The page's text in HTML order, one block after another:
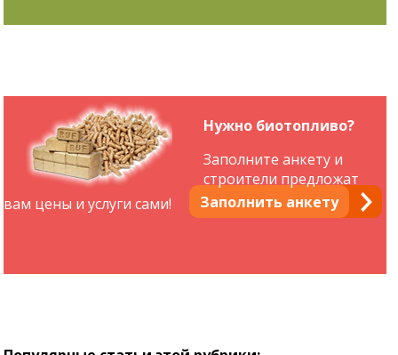
Нужно биотопливо?
Заполнить анкету
Заполните анкету и
строители предложат
вам цены и услуги сами!